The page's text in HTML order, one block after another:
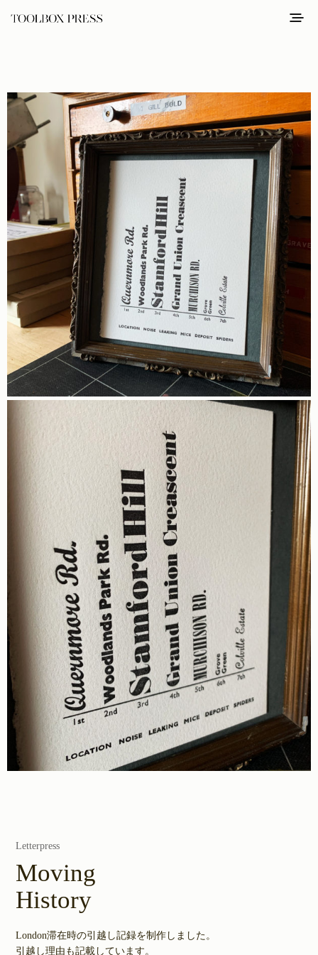
Letterpress
Moving
History
London滞在時の引越し記録を制作しました。
引越し理由も記載しています。